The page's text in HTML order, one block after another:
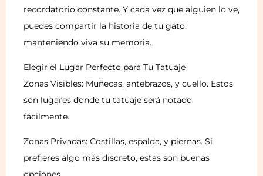
recordatorio constante. Y cada vez que alguien lo ve,
puedes compartir la historia de tu gato,
manteniendo viva su memoria.
Elegir el Lugar Perfecto para Tu Tatuaje
Zonas Visibles: Muñecas, antebrazos, y cuello. Estos
son lugares donde tu tatuaje será notado
fácilmente.
Zonas Privadas: Costillas, espalda, y piernas. Si
prefieres algo más discreto, estas son buenas